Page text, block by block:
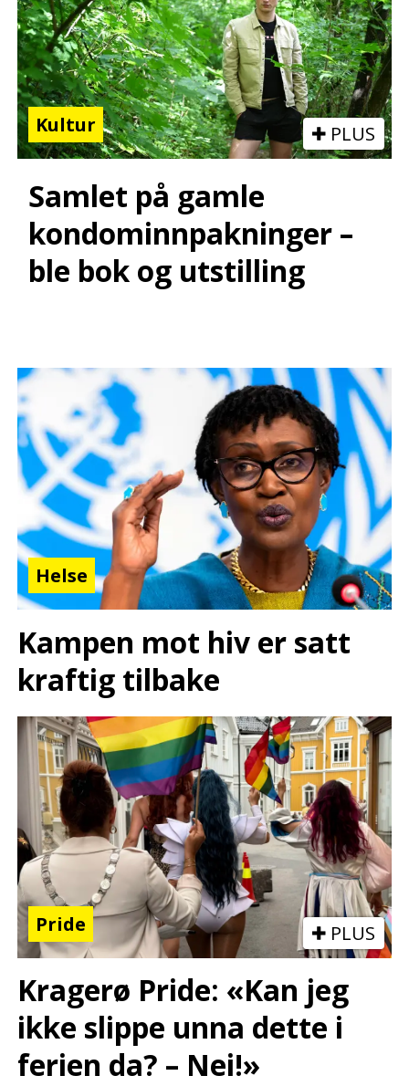
Kultur PLUS
Samlet på gamle
kondominnpakninger –
ble bok og utstilling
Helse
Kampen mot hiv er satt
kraftig tilbake
Pride PLUS
Kragerø Pride: «Kan jeg
ikke slippe unna dette i
ferien da? – Nei!»